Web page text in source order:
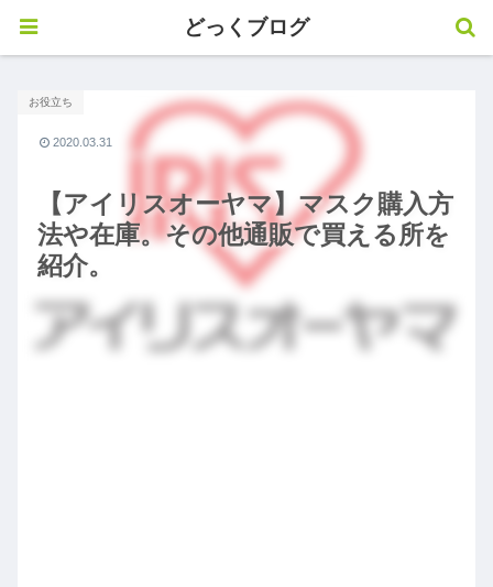
【アイリスオーヤマ】マスク購入方
法や在庫。その他通販で買える所を
紹介。
お役立ち
2020.03.31
どっくブログ